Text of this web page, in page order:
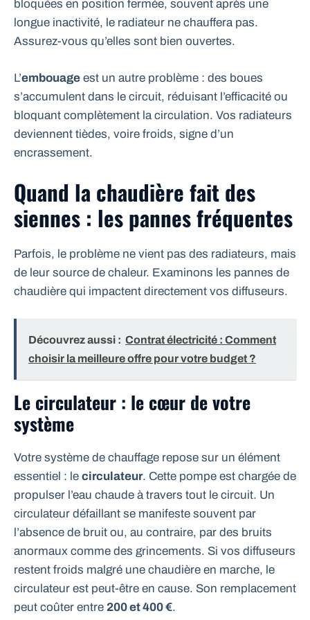
bloquées en position fermée, souvent après une
longue inactivité, le radiateur ne chauffera pas.
Assurez-vous qu’elles sont bien ouvertes.
L’embouage est un autre problème : des boues
s’accumulent dans le circuit, réduisant l’efficacité ou
bloquant complètement la circulation. Vos radiateurs
deviennent tièdes, voire froids, signe d’un
encrassement.
Quand la chaudière fait des
siennes : les pannes fréquentes
Parfois, le problème ne vient pas des radiateurs, mais
de leur source de chaleur. Examinons les pannes de
chaudière qui impactent directement vos diffuseurs.
Découvrez aussi : Contrat électricité : Comment
choisir la meilleure offre pour votre budget ?
Le circulateur : le cœur de votre
système
Votre système de chauffage repose sur un élément
essentiel : le circulateur. Cette pompe est chargée de
propulser l’eau chaude à travers tout le circuit. Un
circulateur défaillant se manifeste souvent par
l’absence de bruit ou, au contraire, par des bruits
anormaux comme des grincements. Si vos diffuseurs
restent froids malgré une chaudière en marche, le
circulateur est peut-être en cause. Son remplacement
peut coûter entre 200 et 400 €.